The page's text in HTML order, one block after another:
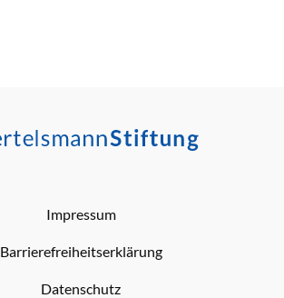
Impressum
Barrierefreiheitserklärung
Datenschutz